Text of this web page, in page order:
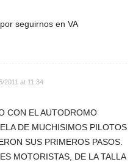
seguirnos en VA
2011 at 11:34
CON EL AUTODROMO
DE MUCHISIMOS PILOTOS
SUS PRIMEROS PASOS.
MOTORISTAS, DE LA TALLA